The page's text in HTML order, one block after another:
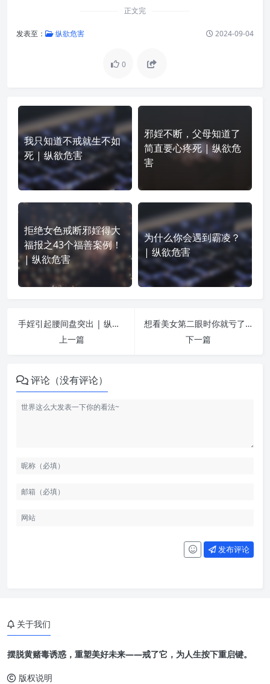
正文完
发表至： 纵欲危害 2024-09-04
0
我只知道不戒就生不如
死 | 纵欲危害
邪婬不断，父母知道了
简直要心疼死 | 纵欲危
害
拒绝女色戒断邪婬得大
福报之43个福善案例！
| 纵欲危害
为什么你会遇到霸凌？
| 纵欲危害
手婬引起腰间盘突出 | 纵欲危害
上一篇
想看美女第二眼时你就亏了 | 纵欲危害
下一篇
评论（没有评论）
发布评论
关于我们
摆脱黄赌毒诱惑，重塑美好未来——戒了它，为人生按下重启键。
版权说明